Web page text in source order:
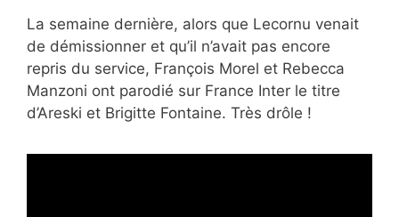
La semaine dernière, alors que Lecornu venait
de démissionner et qu’il n’avait pas encore
repris du service, François Morel et Rebecca
Manzoni ont parodié sur France Inter le titre
d’Areski et Brigitte Fontaine. Très drôle !